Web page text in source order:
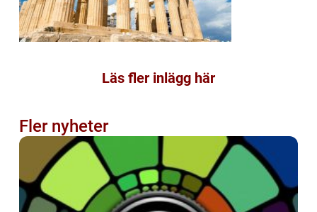
Läs fler inlägg här
Fler nyheter